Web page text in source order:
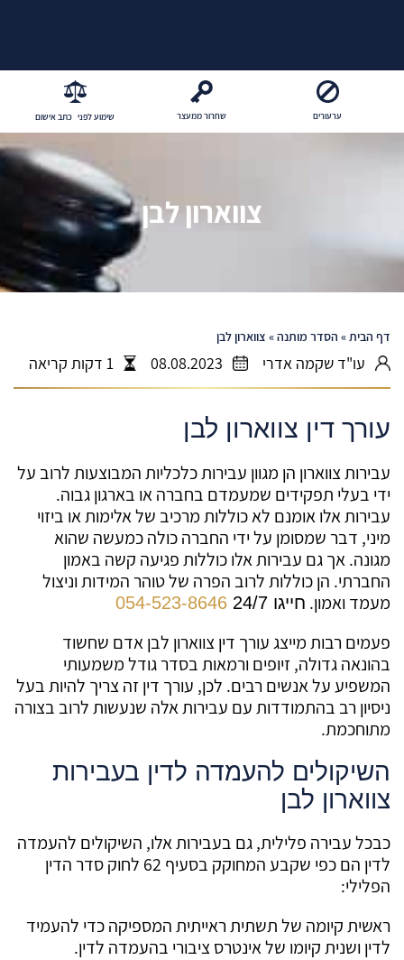
ערעורים שחרור ממעצר שימוע לפני כתב אישום
צווארון לבן
דף הבית» הסדר מותנה» צווארון לבן
עו"ד שקמה אדרי 08.08.2023 1 דקות קריאה
עורך דין צווארון לבן
עבירות צווארון הן מגוון עבירות כלכליות המבוצעות לרוב על
ידי בעלי תפקידים שמעמדם בחברה או בארגון גבוה.
עבירות אלו אומנם לא כוללות מרכיב של אלימות או ביזוי
מיני, דבר שמסומן על ידי החברה כולה כמעשה שהוא
מגונה. אך גם עבירות אלו כוללות פגיעה קשה באמון
החברתי. הן כוללות לרוב הפרה של טוהר המידות וניצול
מעמד ואמון. חייגו 24/7 054-523-8646
פעמים רבות מייצג עורך דין צווארון לבן אדם שחשוד
בהונאה גדולה, זיופים ורמאות בסדר גודל משמעותי
המשפיע על אנשים רבים. לכן, עורך דין זה צריך להיות בעל
ניסיון רב בהתמודדות עם עבירות אלה שנעשות לרוב בצורה
מתוחכמת.
השיקולים להעמדה לדין בעבירות
צווארון לבן
כבכל עבירה פלילית, גם בעבירות אלו, השיקולים להעמדה
לדין הם כפי שקבע המחוקק בסעיף 62 לחוק סדר הדין
הפלילי:
ראשית קיומה של תשתית ראייתית המספיקה כדי להעמיד
לדין ושנית קיומו של אינטרס ציבורי בהעמדה לדין.